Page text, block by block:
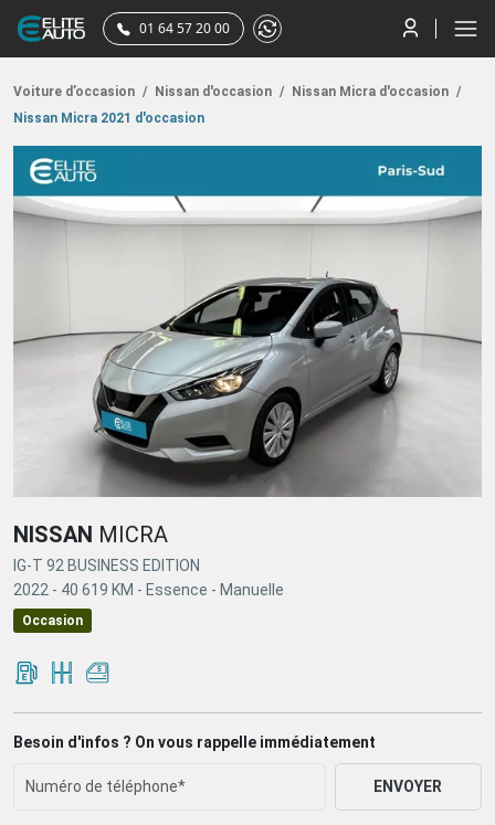
01 64 57 20 00
Voiture d’occasion / Nissan d'occasion / Nissan Micra d'occasion /
Nissan Micra 2021 d'occasion
NISSAN MICRA
IG-T 92 BUSINESS EDITION
2022 - 40 619 KM - Essence - Manuelle
Occasion
Besoin d'infos ? On vous rappelle immédiatement
ENVOYER